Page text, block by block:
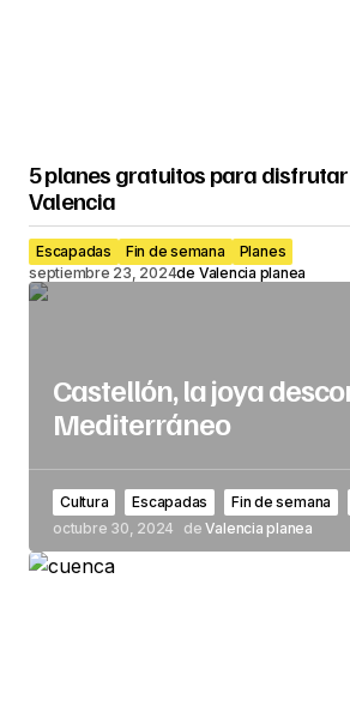
5 planes gratuitos para
Valencia
Escapadas Fin de semana
Planes
septiembre 23, 2024de Valencia planea
Castellón, la joya
Mediterráneo
Cultura Escapadas Fin de semana
octubre 30, 2024
de Valencia planea